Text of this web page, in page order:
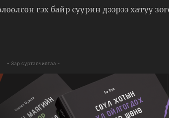
гэх байр суурин дээрээ хатуу
- Зар сурталчилгаа -